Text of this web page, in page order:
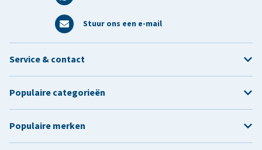
Stuur ons een e-mail
Service & contact
Populaire categorieën
Populaire merken